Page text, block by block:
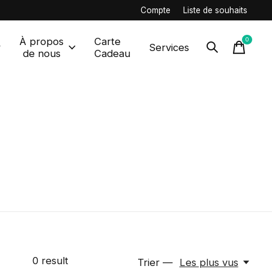
Compte Liste de souhaits
À propos
de nous
Carte
Cadeau
Services
0items
0result Trier — Les plus vus